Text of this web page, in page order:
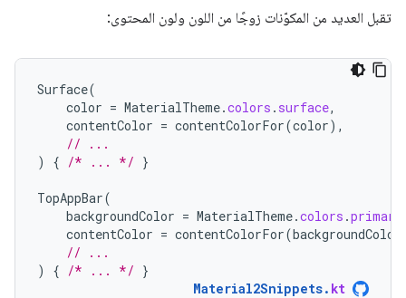
تقبل العديد من المكوّنات زوجًا من اللون ولون المحتوى:
Surface(
color = MaterialTheme.colors . surface,
contentColor = contentColorFor(color),
// ...
)
{ /* ... */ }
TopAppBar(
backgroundColor = MaterialTheme.colors .
contentColor = contentColorFor(backgroundColor
// ...
)
{ /* ... */ }
Material2Snippets. kt